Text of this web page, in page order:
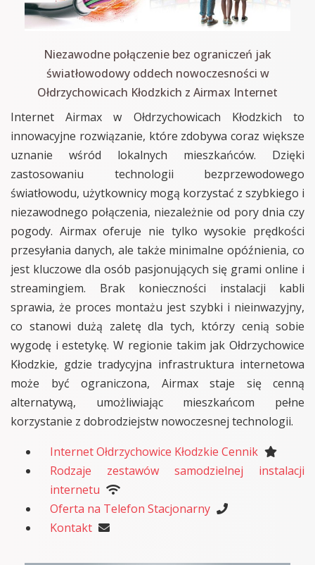
Niezawodne połączenie bez ograniczeń jak
światłowodowy oddech nowoczesności w
Ołdrzychowicach Kłodzkich z Airmax Internet
Internet Airmax w Ołdrzychowicach Kłodzkich to
innowacyjne rozwiązanie, które zdobywa coraz większe
uznanie wśród lokalnych mieszkańców. Dzięki
zastosowaniu technologii bezprzewodowego
światłowodu, użytkownicy mogą korzystać z szybkiego i
niezawodnego połączenia, niezależnie od pory dnia czy
pogody. Airmax oferuje nie tylko wysokie prędkości
przesyłania danych, ale także minimalne opóźnienia, co
jest kluczowe dla osób pasjonujących się grami online i
streamingiem. Brak konieczności instalacji kabli
sprawia, że proces montażu jest szybki i nieinwazyjny,
co stanowi dużą zaletę dla tych, którzy cenią sobie
wygodę i estetykę. W regionie takim jak Ołdrzychowice
Kłodzkie, gdzie tradycyjna infrastruktura internetowa
może być ograniczona, Airmax staje się cenną
alternatywą, umożliwiając mieszkańcom pełne
korzystanie z dobrodziejstw nowoczesnej technologii.
Internet Ołdrzychowice Kłodzkie Cennik
Rodzaje zestawów samodzielnej instalacji
internetu
Oferta na Telefon Stacjonarny
Kontakt